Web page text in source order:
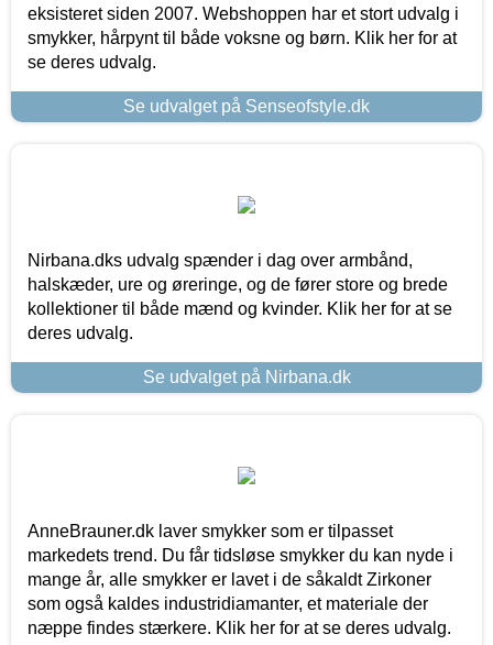
eksisteret siden 2007. Webshoppen har et stort udvalg i
smykker, hårpynt til både voksne og børn. Klik her for at
se deres udvalg.
Se udvalget på Senseofstyle.dk
Nirbana.dks udvalg spænder i dag over armbånd,
halskæder, ure og øreringe, og de fører store og brede
kollektioner til både mænd og kvinder. Klik her for at se
deres udvalg.
Se udvalget på Nirbana.dk
AnneBrauner.dk laver smykker som er tilpasset
markedets trend. Du får tidsløse smykker du kan nyde i
mange år, alle smykker er lavet i de såkaldt Zirkoner
som også kaldes industridiamanter, et materiale der
næppe findes stærkere. Klik her for at se deres udvalg.